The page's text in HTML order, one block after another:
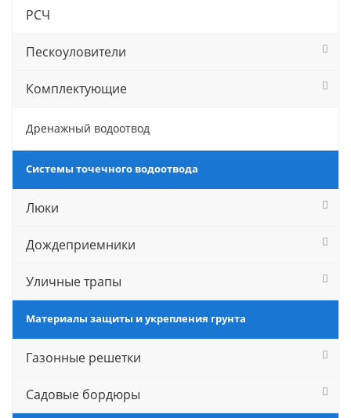
РСЧ
Пескоуловители
Комплектующие
Дренажный водоотвод
Системы точечного водоотвода
Люки
Дождеприемники
Уличные трапы
Материалы защиты и укрепления грунта
Газонные решетки
Садовые бордюры